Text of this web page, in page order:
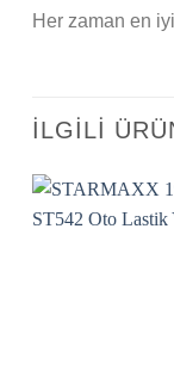
Her zaman en
İLGILI